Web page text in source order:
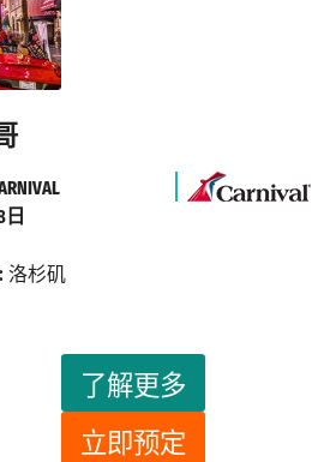
了解更多
立即预定
洛杉矶